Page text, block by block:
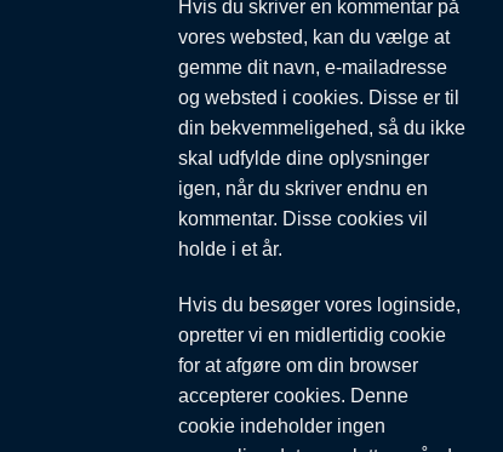
Hvis du skriver en kommentar på
vores websted, kan du vælge at
gemme dit navn, e-mailadresse
og websted i cookies. Disse er til
din bekvemmeligehed, så du ikke
skal udfylde dine oplysninger
igen, når du skriver endnu en
kommentar. Disse cookies vil
holde i et år.
Hvis du besøger vores loginside,
opretter vi en midlertidig cookie
for at afgøre om din browser
accepterer cookies. Denne
cookie indeholder ingen